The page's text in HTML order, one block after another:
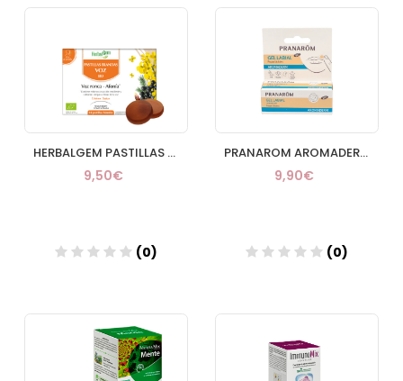
HERBALGEM PASTILLAS BLANDAS VOZ Y AFONIA 24 PAST
9,50€
(0)
Añadir
PRANAROM AROMADERM GEL LABIAROM
9,90€
(0)